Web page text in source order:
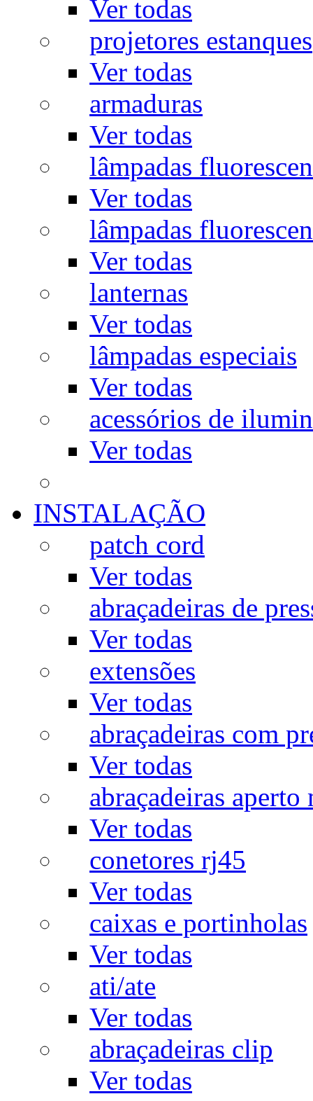
Ver todas
projetores estanques
Ver todas
armaduras
Ver todas
lâmpadas
Ver todas
lâmpadas
Ver todas
lanternas
Ver todas
lâmpadas especiais
Ver todas
acessórios de
Ver todas
INSTALAÇÃO
patch cord
Ver todas
abraçadeiras de
Ver todas
extensões
Ver todas
abraçadeiras com
Ver todas
abraçadeiras aperto
Ver todas
conetores rj45
Ver todas
caixas e portinholas
Ver todas
ati/ate
Ver todas
abraçadeiras clip
Ver todas